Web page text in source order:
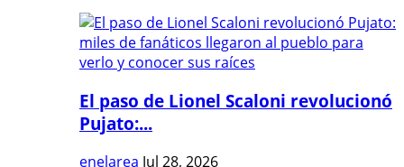
El paso de Lionel Scaloni revolucionó
Pujato:...
enelarea Jul 28, 2026